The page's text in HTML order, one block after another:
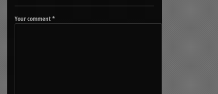
Your comment*